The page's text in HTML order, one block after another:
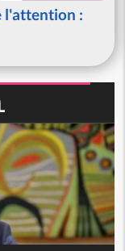
l'attention :